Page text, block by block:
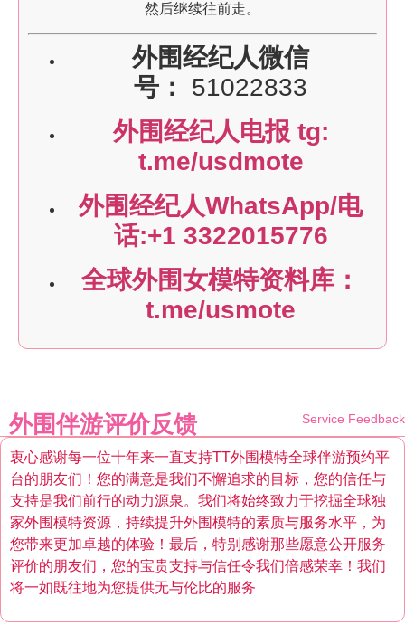
然后继续往前走。
外围经纪人微信
号：
51022833
外围经纪人电报 tg:
t.me/usdmote
外围经纪人WhatsApp/电
话:+1 3322015776
全球外围女模特资料库：
t.me/usmote
外围伴游评价反馈 Service Feedback
衷心感谢每一位十年来一直支持TT外围模特全球伴游预约平
台的朋友们！您的满意是我们不懈追求的目标，您的信任与
支持是我们前行的动力源泉。我们将始终致力于挖掘全球独
家外围模特资源，持续提升外围模特的素质与服务水平，为
您带来更加卓越的体验！最后，特别感谢那些愿意公开服务
评价的朋友们，您的宝贵支持与信任令我们倍感荣幸！我们
将一如既往地为您提供无与伦比的服务